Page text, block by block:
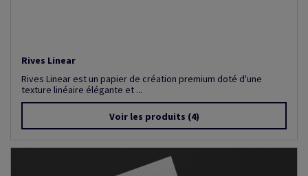
Rives Linear
Rives Linear est un papier de création premium doté d'une
texture linéaire élégante et ...
Voir les produits (4)